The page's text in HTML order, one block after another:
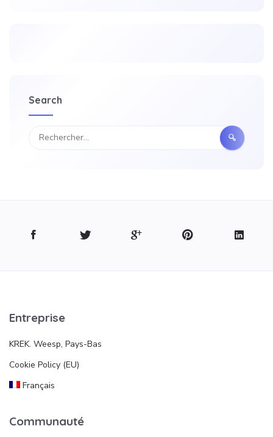
Search
Entreprise
KREK. Weesp, Pays-Bas
Cookie Policy (EU)
Français
Communauté